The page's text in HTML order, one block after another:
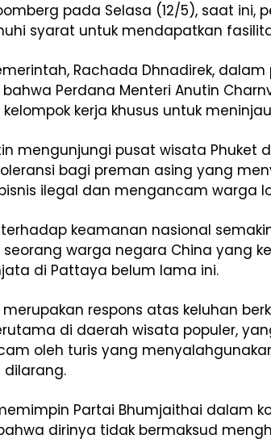
pada Selasa (12/5), saat ini,
syarat untuk mendapatkan
Rachada Dhnadirek,
Perdana Menteri Anutin
kerja khusus untuk
mengunjungi pusat wisata Phuket
bagi preman asing yang
ilegal dan mengancam warga
keamanan nasional
warga negara China yang
di Pattaya belum lama ini.
merupakan respons atas keluhan
di daerah wisata populer,
oleh turis yang
Partai Bhumjaithai dalam
dirinya tidak bermaksud